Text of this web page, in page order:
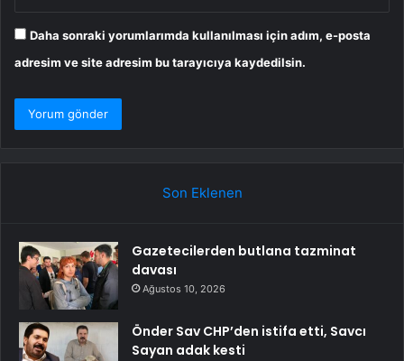
Daha sonraki yorumlarımda kullanılması için adım, e-posta
adresim ve site adresim bu tarayıcıya kaydedilsin.
Son Eklenen
Gazetecilerden butlana tazminat
davası
Ağustos 10, 2026
Önder Sav CHP’den istifa etti, Savcı
Sayan adak kesti